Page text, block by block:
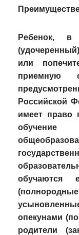
Ребенок, в
или
приемную
Российской
имеет право
опекунами
родители